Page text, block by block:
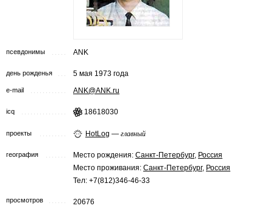
псевдонимы ANK
день рожденья 5 мая 1973 года
e-mail ANK@ANK.ru
icq 18618030
проекты HotLog — главный
география Место рождения: Санкт-Петербург, Россия
Место проживания: Санкт-Петербург, Россия
Тел: +7(812)346-46-33
просмотров 20676